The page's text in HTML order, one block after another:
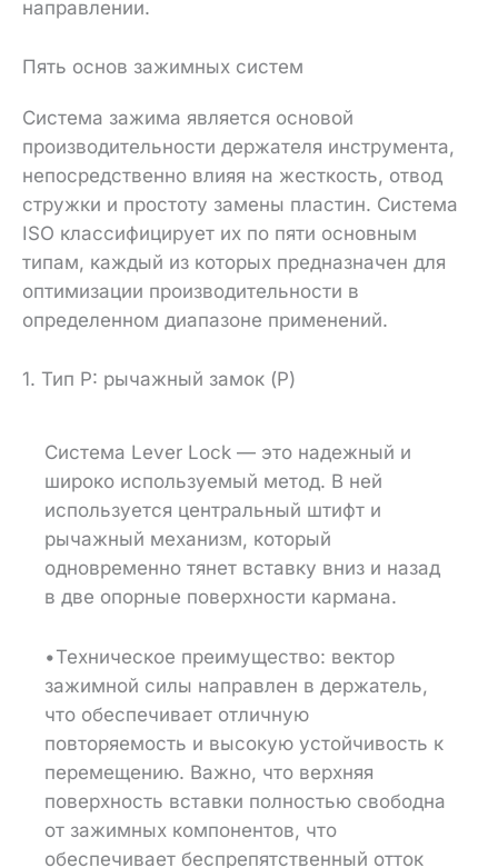
направлении.
Пять основ зажимных систем
Система зажима является основой
производительности держателя инструмента,
непосредственно влияя на жесткость, отвод
стружки и простоту замены пластин. Система
ISO классифицирует их по пяти основным
типам, каждый из которых предназначен для
оптимизации производительности в
определенном диапазоне применений.
1. Тип P: рычажный замок (P)
Система Lever Lock — это надежный и
широко используемый метод. В ней
используется центральный штифт и
рычажный механизм, который
одновременно тянет вставку вниз и назад
в две опорные поверхности кармана.
•Техническое преимущество: вектор
зажимной силы направлен в держатель,
что обеспечивает отличную
повторяемость и высокую устойчивость к
перемещению. Важно, что верхняя
поверхность вставки полностью свободна
от зажимных компонентов, что
обеспечивает беспрепятственный отток